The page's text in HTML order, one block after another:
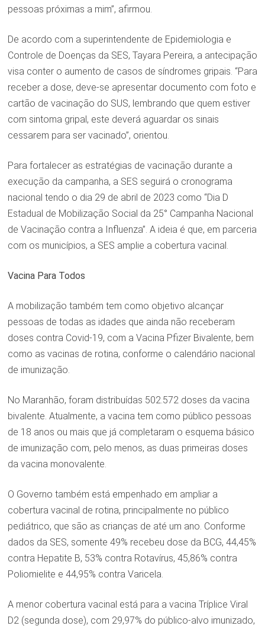
pessoas próximas a mim”, afirmou.
De acordo com a superintendente de Epidemiologia e
Controle de Doenças da SES, Tayara Pereira, a antecipação
visa conter o aumento de casos de síndromes gripais. “Para
receber a dose, deve-se apresentar documento com foto e
cartão de vacinação do SUS, lembrando que quem estiver
com sintoma gripal, este deverá aguardar os sinais
cessarem para ser vacinado”, orientou.
Para fortalecer as estratégias de vacinação durante a
execução da campanha, a SES seguirá o cronograma
nacional tendo o dia 29 de abril de 2023 como “Dia D
Estadual de Mobilização Social da 25° Campanha Nacional
de Vacinação contra a Influenza”. A ideia é que, em parceria
com os municípios, a SES amplie a cobertura vacinal.
Vacina Para Todos
A mobilização também tem como objetivo alcançar
pessoas de todas as idades que ainda não receberam
doses contra Covid-19, com a Vacina Pfizer Bivalente, bem
como as vacinas de rotina, conforme o calendário nacional
de imunização.
No Maranhão, foram distribuídas 502.572 doses da vacina
bivalente. Atualmente, a vacina tem como público pessoas
de 18 anos ou mais que já completaram o esquema básico
de imunização com, pelo menos, as duas primeiras doses
da vacina monovalente.
O Governo também está empenhado em ampliar a
cobertura vacinal de rotina, principalmente no público
pediátrico, que são as crianças de até um ano. Conforme
dados da SES, somente 49% recebeu dose da BCG, 44,45%
contra Hepatite B, 53% contra Rotavírus, 45,86% contra
Poliomielite e 44,95% contra Varicela.
A menor cobertura vacinal está para a vacina Tríplice Viral
D2 (segunda dose), com 29,97% do público-alvo imunizado,